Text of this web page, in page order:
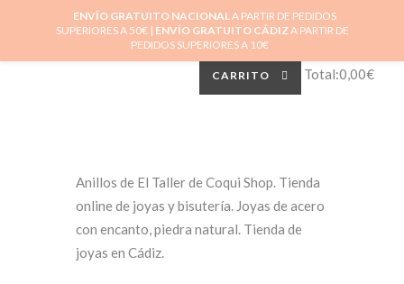
0
No hay productos en el carrito.
CARRITO Total:0,00€
Anillos de El Taller de Coqui Shop. Tienda
online de joyas y bisutería. Joyas de acero
con encanto, piedra natural. Tienda de
joyas en Cádiz.
ENVÍO GRATUITO NACIONALA PARTIR DE PEDIDOS
SUPERIORES A 50€ | ENVÍO GRATUITO CÁDIZA PARTIR DE
PEDIDOS SUPERIORES A 10€